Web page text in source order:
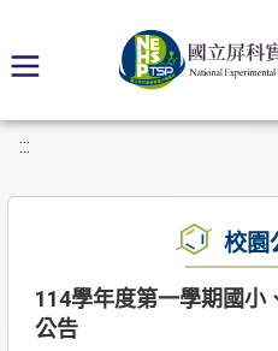
:::
校園
114學年度第一學期國小
公告